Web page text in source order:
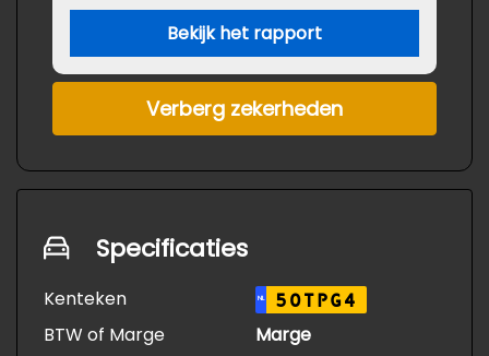
Bekijk het rapport
Verberg zekerheden
Specificaties
Kenteken NL 50TPG4
BTW of Marge
Marge